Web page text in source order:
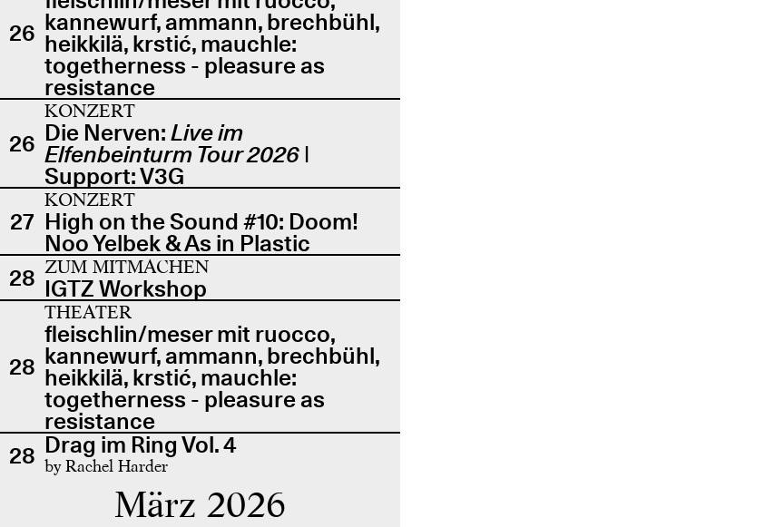
26 kannewurf, ammann, brechbühl,
heikkilä, krstić, mauchle:
togetherness - pleasure as
resistance
26
KONZERT
Die Nerven:Live im
Elfenbeinturm Tour 2026 |
Support: V3G
27
KONZERT
High on the Sound #10: Doom!
Noo Yelbek & As in Plastic
28 ZUM MITMACHEN
IGTZ Workshop
28
THEATER
fleischlin/meser mit ruocco,
kannewurf, ammann, brechbühl,
heikkilä, krstić, mauchle:
togetherness - pleasure as
resistance
28 Drag im Ring Vol. 4
by Rachel Harder
März 2026